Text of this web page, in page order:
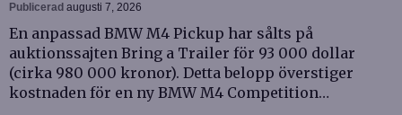
Publicerad augusti 7, 2026
En anpassad BMW M4 Pickup har sålts på
auktionssajten Bring a Trailer för 93 000 dollar
(cirka 980 000 kronor). Detta belopp överstiger
kostnaden för en ny BMW M4 Competition…